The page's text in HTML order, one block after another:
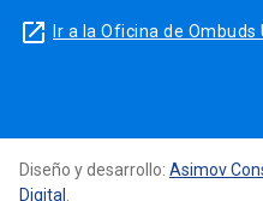
launch Ir a la Oficina de Ombuds
Diseño y desarrollo: Asimov
Digital